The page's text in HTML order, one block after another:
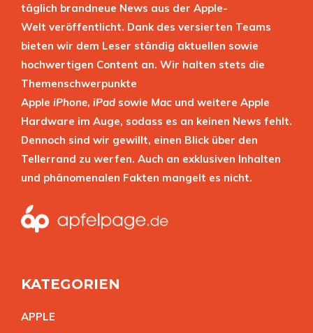
täglich brandneue News aus der Apple-
Welt veröffentlicht. Dank des versierten Teams
bieten wir dem Leser ständig aktuellen sowie
hochwertigen Content an. Wir halten stets die
Themenschwerpunkte
Apple iPhone, iPad sowie Mac und weitere Apple
Hardware im Auge, sodass es an keinen News fehlt.
Dennoch sind wir gewillt, einen Blick über den
Tellerrand zu werfen. Auch an exklusiven Inhalten
und phänomenalen Fakten mangelt es nicht.
KATEGORIEN
APPLE